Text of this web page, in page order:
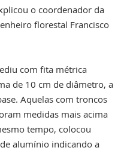
o coordenador da
florestal Francisco
com fita métrica
de 10 cm de diâmetro, a
Aquelas com troncos
medidas mais acima
tempo, colocou
alumínio indicando a